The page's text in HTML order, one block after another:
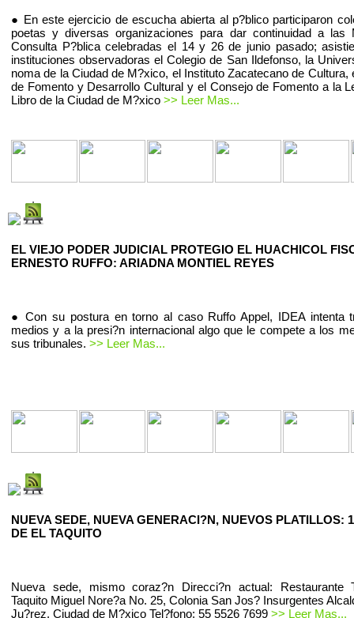
● En este ejercicio de escucha abierta al p?blico participaron
poetas y diversas organizaciones para dar continuidad a las
Consulta P?blica celebradas el 14 y 26 de junio pasado;
instituciones observadoras el Colegio de San Ildefonso, la
noma de la Ciudad de M?xico, el Instituto Zacatecano de Cultura,
de Fomento y Desarrollo Cultural y el Consejo de Fomento a la
Libro de la Ciudad de M?xico >> Leer Mas...
EL VIEJO PODER JUDICIAL PROTEGIO EL HUACHICOL
ERNESTO RUFFO: ARIADNA MONTIEL REYES
● Con su postura en torno al caso Ruffo Appel, IDEA intenta
medios y a la presi?n internacional algo que le compete a los
sus tribunales. >> Leer Mas...
NUEVA SEDE, NUEVA GENERACI?N, NUEVOS PLATILLOS:
DE EL TAQUITO
Nueva sede, mismo coraz?n Direcci?n actual: Restaurante
Taquito Miguel Nore?a No. 25, Colonia San Jos? Insurgentes
Ju?rez, Ciudad de M?xico Tel?fono: 55 5526 7699 >> Leer Mas...